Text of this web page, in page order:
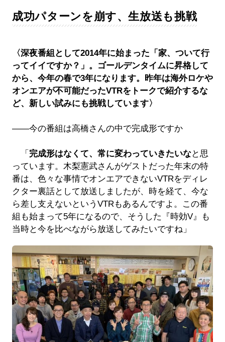
成功パターンを崩す、生放送も挑戦
〈深夜番組として2014年に始まった「家、ついて行
ってイイですか？」。ゴールデンタイムに昇格して
から、今年の春で3年になります。昨年は海外ロケや
オンエアが不可能だったVTRをトークで紹介するな
ど、新しい試みにも挑戦しています〉
――今の番組は高橋さんの中で完成形ですか
「 完成形はなくて、常に変わっていきたいなと思
っています。木梨憲武さんがゲストだった年末の特
番は、色々な事情でオンエアできないVTRをディレ
クター裏話として放送しましたが、時を経て、今な
ら差し支えないというVTRもあるんですよ。この番
組も始まって5年になるので、そうした『時効V』も
当時と今を比べながら放送してみたいですね」